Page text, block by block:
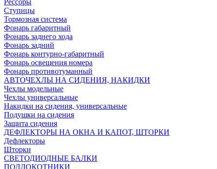
Рессоры
Ступицы
Тормозная система
Фонарь габаритный
Фонарь заднего хода
Фонарь задний
Фонарь контурно-габаритный
Фонарь освещения номера
Фонарь противотуманный
АВТОЧЕХЛЫ НА СИДЕНИЯ, НАКИДКИ
Чехлы модельные
Чехлы универсальные
Накидки на сидения, универсальные
Подушки на сидения
Защита сидения
ДЕФЛЕКТОРЫ НА ОКНА И КАПОТ, ШТОРКИ
Дефлекторы
Шторки
СВЕТОДИОДНЫЕ БАЛКИ
ПОДЛОКОТНИКИ